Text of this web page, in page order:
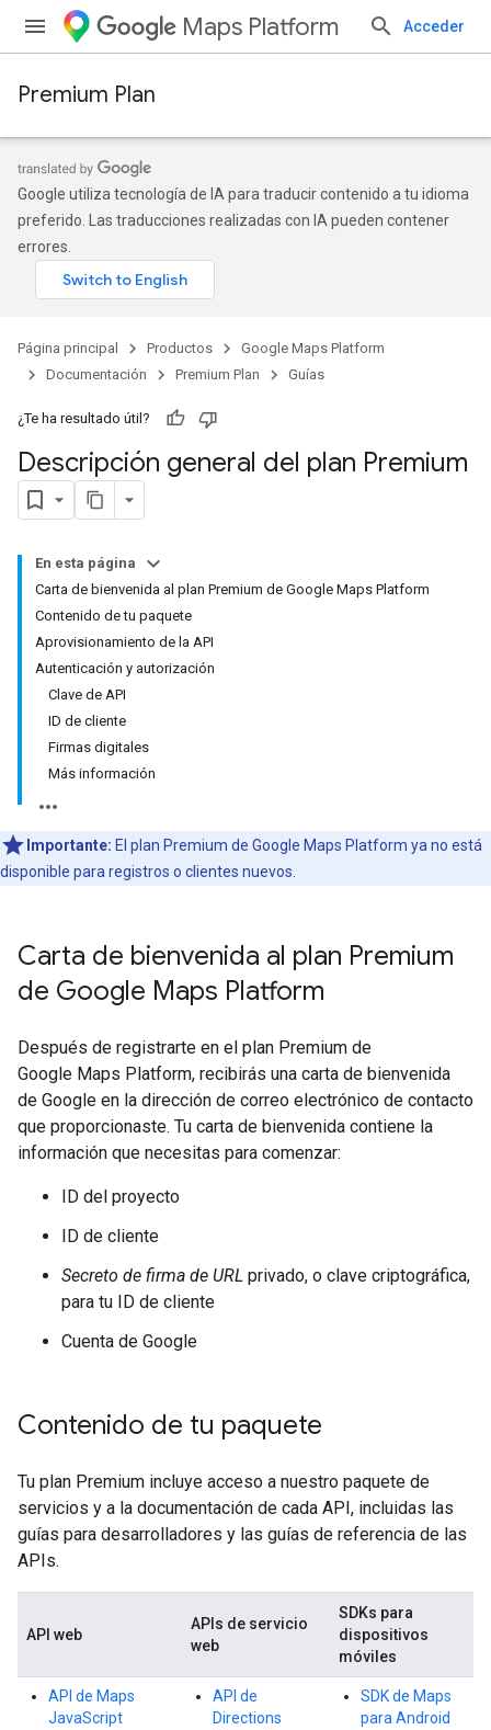
Maps Platform Acceder
Premium Plan
Google utiliza tecnología de IA para traducir contenido a tu idioma
preferido. Las traducciones realizadas con IA pueden contener
errores.
Página principal Productos
Google Maps Platform
Documentación
Premium Plan Guías
¿Te ha resultado útil?
Descripción general del plan Premium
En esta página
Carta de bienvenida al plan Premium de Google Maps Platform
Contenido de tu paquete
Aprovisionamiento de la API
Autenticación y autorización
Clave de API
ID de cliente
Firmas digitales
Más información
Importante: El plan Premium de Google Maps Platform ya no está
disponible para registros o clientes nuevos.
Carta de bienvenida al plan Premium
de Google Maps Platform
Después de registrarte en el plan Premium de
Google Maps Platform, recibirás una carta de bienvenida
de Google en la dirección de correo electrónico de contacto
que proporcionaste. Tu carta de bienvenida contiene la
información que necesitas para comenzar:
ID del proyecto
ID de cliente
Secreto de firma de URL privado, o clave criptográfica,
para tu ID de cliente
Cuenta de Google
Contenido de tu paquete
Tu plan Premium incluye acceso a nuestro paquete de
servicios y a la documentación de cada API, incluidas las
guías para desarrolladores y las guías de referencia de las
APIs.
API web
APIs de servicio
web
SDKs para
dispositivos
móviles
API de Maps
JavaScript
API de
Directions
SDK de Maps
para Android